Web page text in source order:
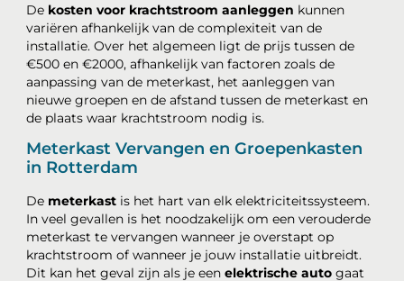
De kosten voor krachtstroom aanleggen kunnen
variëren afhankelijk van de complexiteit van de
installatie. Over het algemeen ligt de prijs tussen de
€500 en €2000, afhankelijk van factoren zoals de
aanpassing van de meterkast, het aanleggen van
nieuwe groepen en de afstand tussen de meterkast en
de plaats waar krachtstroom nodig is.
Meterkast Vervangen en Groepenkasten
in Rotterdam
De meterkast is het hart van elk elektriciteitssysteem.
In veel gevallen is het noodzakelijk om een verouderde
meterkast te vervangen wanneer je overstapt op
krachtstroom of wanneer je jouw installatie uitbreidt.
Dit kan het geval zijn als je eenelektrische auto gaat